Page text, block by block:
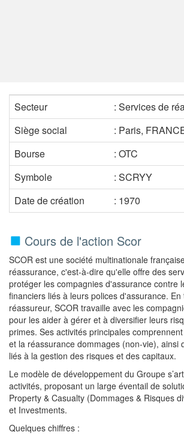
Secteur
: Services de
Siège social
: Paris,
Bourse
: OTC
Symbole
: SCRYY
Date de création
: 1970
Cours de l'action Scor
SCOR est une société multinationale
réassurance, c'est-à-dire qu'elle offre des
protéger les compagnies d'assurance contre
financiers liés à leurs polices d'assurance. En
réassureur, SCOR travaille avec les
pour les aider à gérer et à diversifier leurs
primes. Ses activités principales
et la réassurance dommages (non-vie), ainsi
liés à la gestion des risques et des capitaux.
Le modèle de développement du Groupe
activités, proposant un large éventail de
Property & Casualty (Dommages & Risques
et Investments.
Quelques chiffres :